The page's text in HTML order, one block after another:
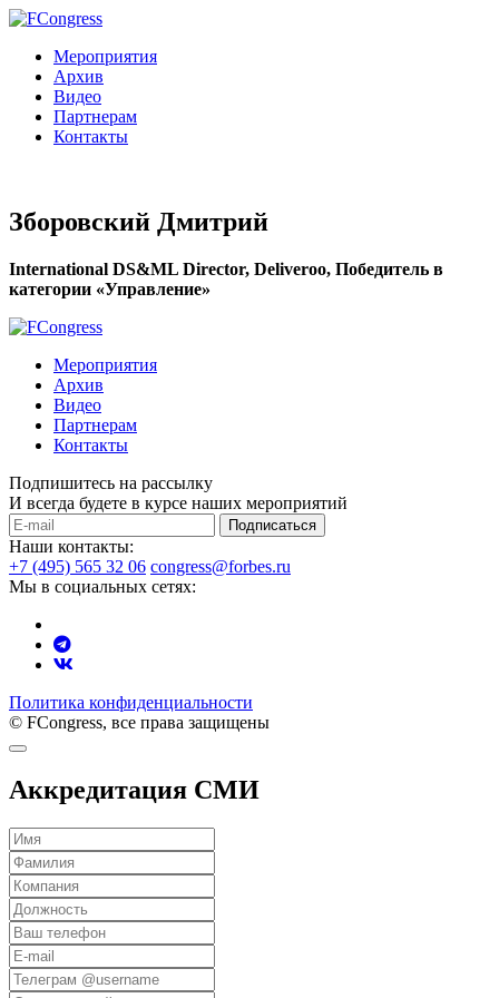
Мероприятия
Архив
Видео
Партнерам
Контакты
Зборовский Дмитрий
International DS&ML Director, Deliveroo, Победитель в
категории «Управление»
Мероприятия
Архив
Видео
Партнерам
Контакты
Подпишитесь на рассылку
И всегда будете в курсе наших мероприятий
Подписаться
Наши контакты:
+7 (495) 565 32 06 congress@forbes.ru
Мы в социальных сетях:
Политика конфиденциальности
© FCongress, все права защищены
Аккредитация СМИ